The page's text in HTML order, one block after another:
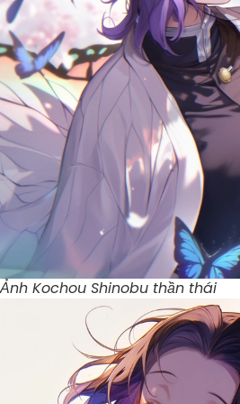
Ảnh Kochou Shinobu thần thái